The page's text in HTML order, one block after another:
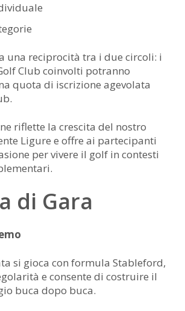
una reciprocità tra i due circoli: i
Club coinvolti potranno
quota di iscrizione agevolata
riflette la crescita del nostro
Ligure e offre ai partecipanti
per vivere il golf in contesti
di Gara
si gioca con formula Stableford,
e consente di costruire il
buca dopo buca.